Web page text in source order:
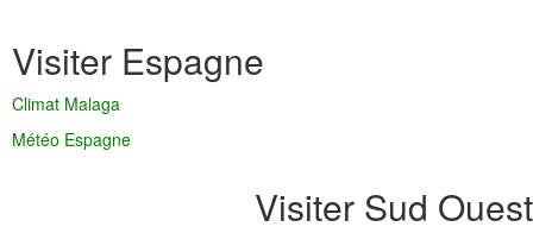
Visiter Espagne
Climat Malaga
Météo Espagne
Visiter Sud Ouest